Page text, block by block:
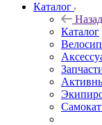
Каталог
Назад
Каталог